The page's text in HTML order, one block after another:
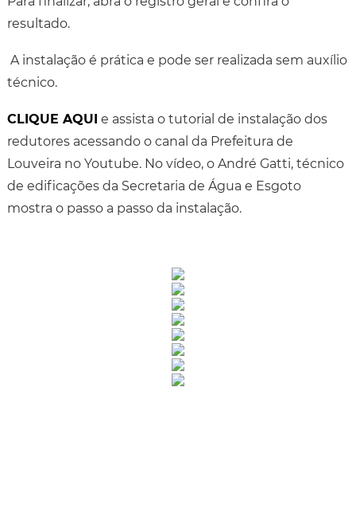
resultado.
A instalação é prática e pode ser realizada sem auxílio
técnico.
CLIQUE AQUI e assista o tutorial de instalação dos
redutores acessando o canal da Prefeitura de
Louveira no Youtube. No vídeo, o André Gatti, técnico
de edificações da Secretaria de Água e Esgoto
mostra o passo a passo da instalação.